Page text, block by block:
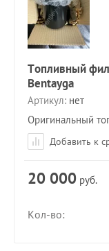
Топливный
Bentayga
Артикул: нет
Оригинальный
Добавить к
Кол-во:
20 000 руб.